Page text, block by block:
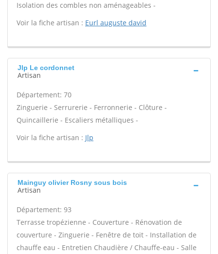
Isolation des combles non aménageables -
Voir la fiche artisan : Eurl auguste david
Jlp Le cordonnet
Artisan
Département: 70
Zinguerie - Serrurerie - Ferronnerie - Clôture -
Quincaillerie - Escaliers métalliques -
Voir la fiche artisan : Jlp
Mainguy olivier Rosny sous bois
Artisan
Département: 93
Terrasse tropézienne - Couverture - Rénovation de
couverture - Zinguerie - Fenêtre de toit - Installation de
chauffe eau - Entretien Chaudière / Chauffe-eau - Salle